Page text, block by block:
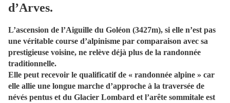
d’Arves.
L’ascension de l’Aiguille du Goléon (3427m), si elle n’est pas
une véritable course d’alpinisme par comparaison avec sa
prestigieuse voisine, ne relève déjà plus de la randonnée
traditionnelle.
Elle peut recevoir le qualificatif de « randonnée alpine » car
elle allie une longue marche d’approche à la traversée de
névés pentus et du Glacier Lombard et l’arête sommitale est